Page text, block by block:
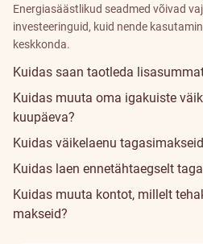
Energiasäästlikud seadmed võivad
investeeringuid, kuid nende
keskkonda.
Kuidas saan taotleda
Kuidas muuta oma igakuiste
kuupäeva?
Kuidas väikelaenu
Kuidas laen ennetähtaegselt
Kuidas muuta kontot, millelt
makseid?